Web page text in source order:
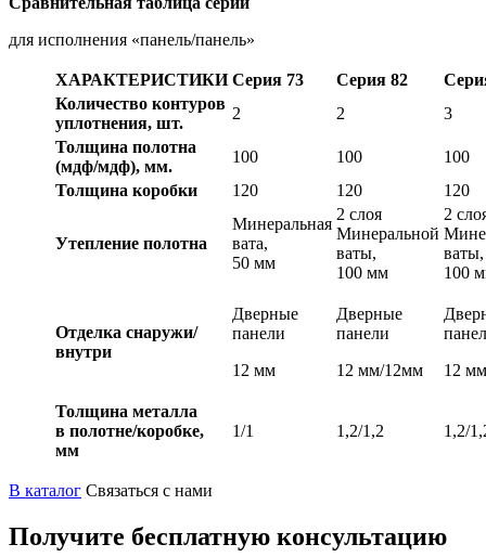
для исполнения «панель/панель»
ХАРАКТЕРИСТИКИ Серия 73 Серия 82
Количество контуров
уплотнения, шт.
2 2
3
Толщина полотна
(мдф/мдф), мм.
100 100
100
Толщина коробки
120 120 120
Утепление полотна
Минеральная
вата,
50 мм
2 слоя
Минеральной
ваты,
100 мм
2
ваты,
100
Отделка снаружи/
внутри
Дверные
панели
12 мм
Дверные
панели
12 мм/12мм
12
Толщина металла
в полотне/коробке,
мм
1/1 1,2/1,2 1,2/
В каталог Связаться с нами
Получите бесплатную консультацию